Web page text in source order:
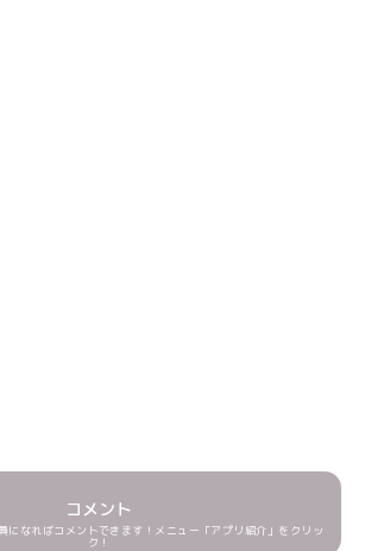
コメント
になればコメントできます！メニュー「アプリ紹介」をクリッ
ク！